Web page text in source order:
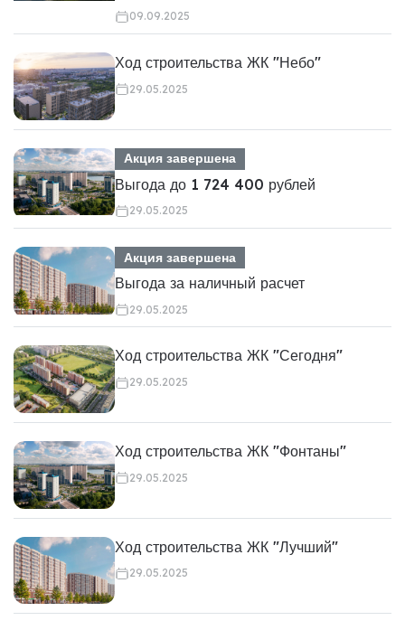
09.09.2025
Ход строительства ЖК "Небо"
29.05.2025
Акция завершена
Выгода до 1 724 400 рублей
29.05.2025
Акция завершена
Выгода за наличный расчет
29.05.2025
Ход строительства ЖК "Сегодня"
29.05.2025
Ход строительства ЖК "Фонтаны"
29.05.2025
Ход строительства ЖК "Лучший"
29.05.2025